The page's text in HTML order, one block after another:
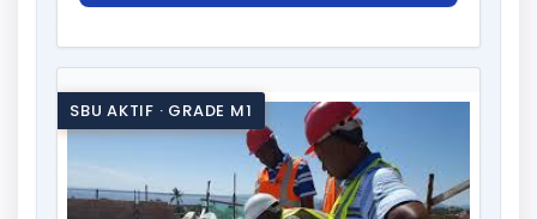
SBU AKTIF · GRADE M1